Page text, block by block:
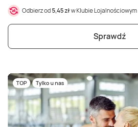
Odbierz od5,45 złw Klubie Lojalnościowym
Sprawdź
TOP Tylko u nas